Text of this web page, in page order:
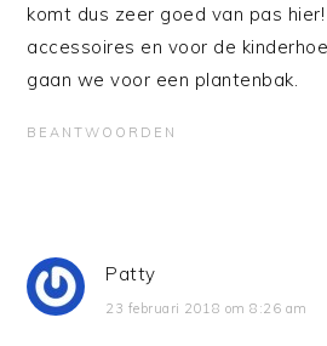
komt dus zeer goed van pas
accessoires en voor de
gaan we voor een plantenbak.
BEANTWOORDEN
Patty
23 februari 2018 om 8:26 am